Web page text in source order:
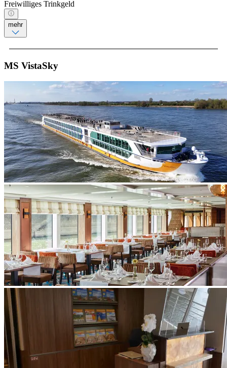
Freiwilliges Trinkgeld
mehr
MS VistaSky